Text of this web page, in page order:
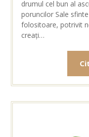
drumul cel bun al
poruncilor Sale
folositoare, potrivit
creați…